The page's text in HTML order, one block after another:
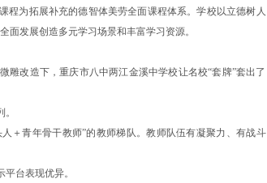
程为拓展补充的德智体美劳全面课程体系。学校以立德树人
发展创造多元学习场景和丰富学习资源。
改造下，重庆市八中两江金溪中学校让名校“套牌”套出了
＋青年骨干教师”的教师梯队。教师队伍有凝聚力、有战斗
台表现优异。